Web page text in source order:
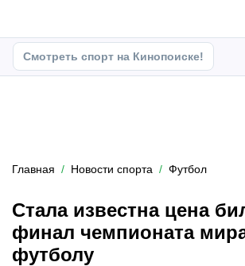
Смотреть спорт на Кинопоиске!
Главная Новости спорта Футбол
Стала известна цена
финал чемпионата
футболу